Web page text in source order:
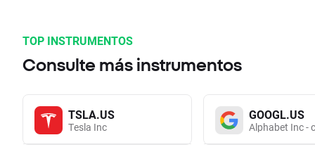
TOP INSTRUMENTOS
Consulte más instrumentos
TSLA.US
Tesla Inc
GOOGL.US
Alphabet Inc -